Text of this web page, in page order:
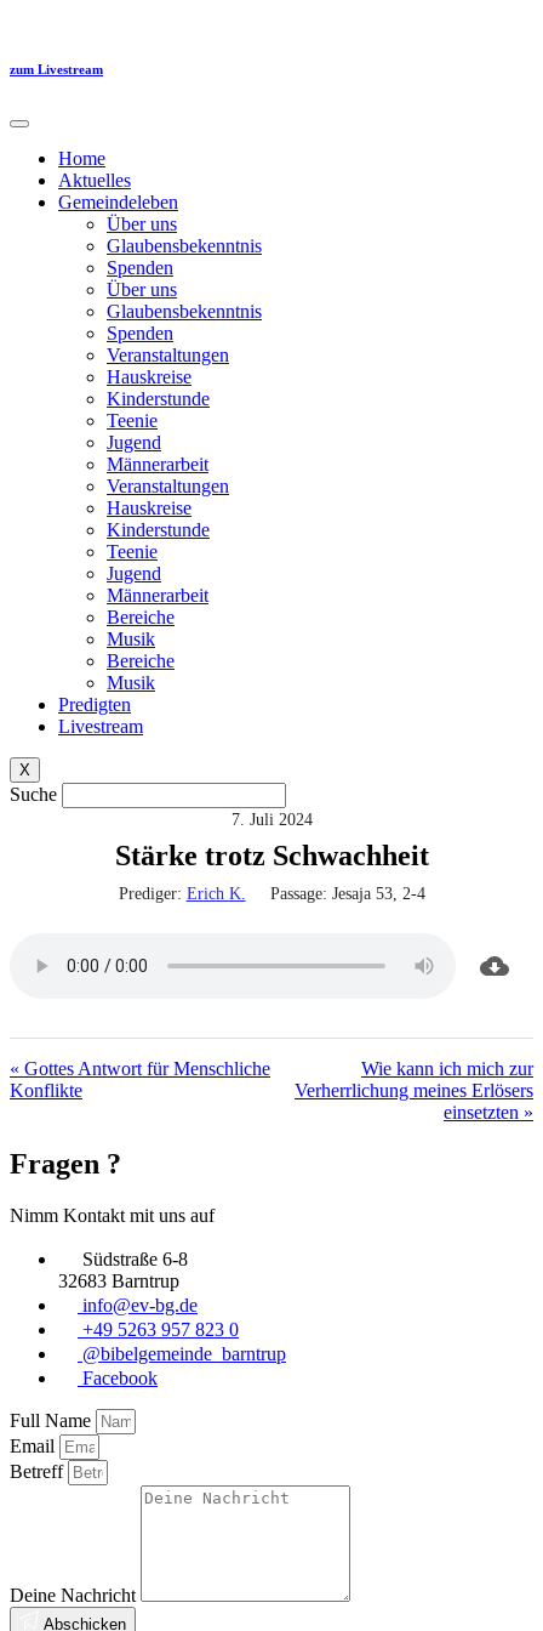
springen
zum Livestream
Home
Aktuelles
Gemeindeleben
Über uns
Glaubensbekenntnis
Spenden
Über uns
Glaubensbekenntnis
Spenden
Veranstaltungen
Hauskreise
Kinderstunde
Teenie
Jugend
Männerarbeit
Veranstaltungen
Hauskreise
Kinderstunde
Teenie
Jugend
Männerarbeit
Bereiche
Musik
Bereiche
Musik
Predigten
Livestream
X
Suche
7. Juli 2024
Stärke trotz Schwachheit
Prediger: Erich K. Passage: Jesaja 53, 2-4
« Gottes Antwort für Menschliche
Konflikte
Wie kann ich mich zur
Verherrlichung meines Erlösers
einsetzten »
Fragen ?
Nimm Kontakt mit uns auf
Südstraße 6-8
32683 Barntrup
info@ev-bg.de
+49 5263 957 823 0
@bibelgemeinde_barntrup
Facebook
Full Name
Email
Betreff
Deine Nachricht
Abschicken